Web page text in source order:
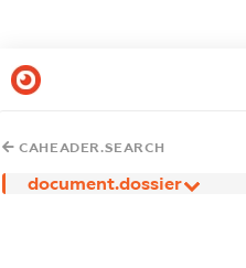
CAHEADER.SEARCH
document.dossier